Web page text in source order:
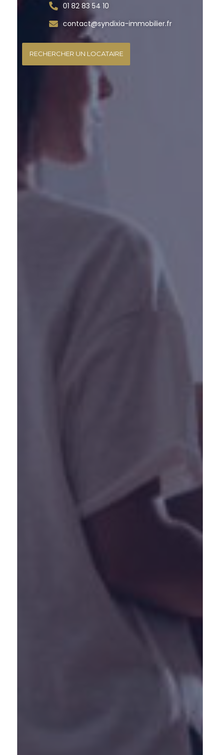
01 82 83 54 10
contact@syndixia-immobilier.fr
RECHERCHER UN LOCATAIRE